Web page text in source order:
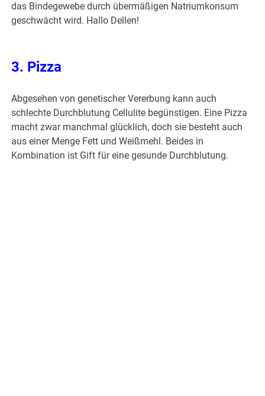
das Bindegewebe durch übermäßigen Natriumkonsum
geschwächt wird. Hallo Dellen!
3. Pizza
Abgesehen von genetischer Vererbung kann auch
schlechte Durchblutung Cellulite begünstigen. Eine Pizza
macht zwar manchmal glücklich, doch sie besteht auch
aus einer Menge Fett und Weißmehl. Beides in
Kombination ist Gift für eine gesunde Durchblutung.